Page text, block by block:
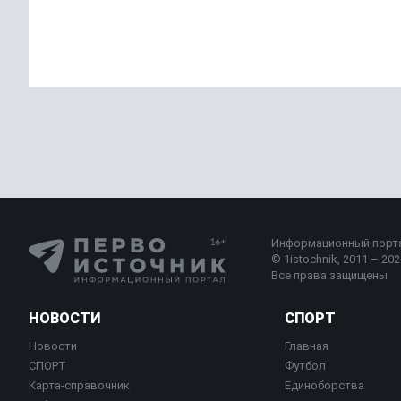
Информационный
© 1istochnik, 2011 –
Все права защищены
НОВОСТИ
Новости
СПОРТ
Карта-справочник
СПОРТ
Главная
Футбол
Единоборства